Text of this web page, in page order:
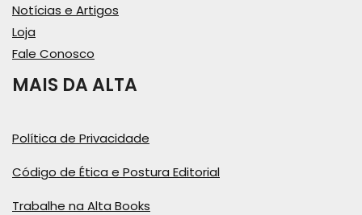
Notícias e Artigos
Loja
Fale Conosco
MAIS DA ALTA
Política de Privacidade
Código de Ética e Postura Editorial
Trabalhe na Alta Books